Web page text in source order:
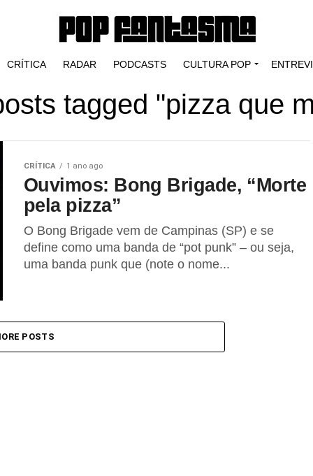
CRÍTICA RADAR PODCASTS CULTURA POP
tagged "pizza que
CRÍTICA 1 ano ago
Ouvimos: Bong Brigade, “Morte
pela pizza”
O Bong Brigade vem de Campinas (SP) e se
define como uma banda de “pot punk” – ou seja,
uma banda punk que (note o nome...
POSTS